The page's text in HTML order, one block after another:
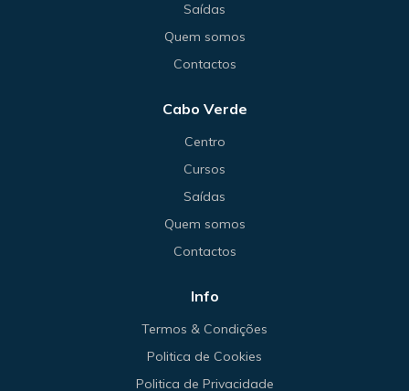
Saídas
Quem somos
Contactos
Cabo Verde
Centro
Cursos
Saídas
Quem somos
Contactos
Info
Termos & Condições
Politica de Cookies
Politica de Privacidade